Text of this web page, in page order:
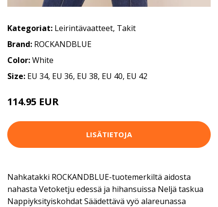
Kategoriat: Leirintävaatteet, Takit
Brand: ROCKANDBLUE
Color:White
Size: EU 34, EU 36, EU 38, EU 40, EU 42
114.95 EUR
LISÄTIETOJA
Nahkatakki ROCKANDBLUE-tuotemerkiltä aidosta
nahasta Vetoketju edessä ja hihansuissa Neljä taskua
Nappiyksityiskohdat Säädettävä vyö alareunassa